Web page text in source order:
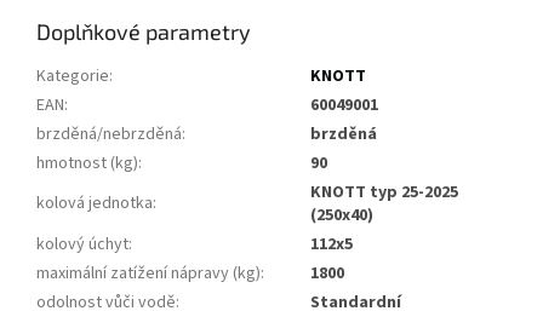
Doplňkové parametry
Kategorie:
KNOTT
EAN:
60049001
brzděná/nebrzděná:
brzděná
hmotnost (kg):
90
kolová jednotka:
KNOTT typ 25-2025
(250x40)
kolový úchyt:
112x5
maximální zatížení nápravy (kg):
1800
odolnost vůči vodě: Standardní